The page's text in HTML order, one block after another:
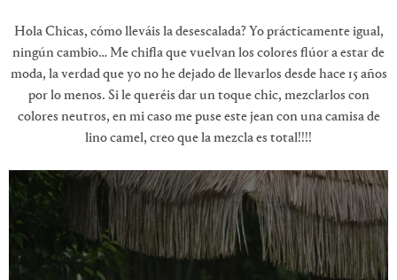
Hola Chicas, cómo lleváis la desescalada? Yo prácticamente igual,
ningún cambio… Me chifla que vuelvan los colores flúor a estar de
moda, la verdad que yo no he dejado de llevarlos desde hace 15 años
por lo menos. Si le queréis dar un toque chic, mezclarlos con
colores neutros, en mi caso me puse este jean con una camisa de
lino camel, creo que la mezcla es total!!!!